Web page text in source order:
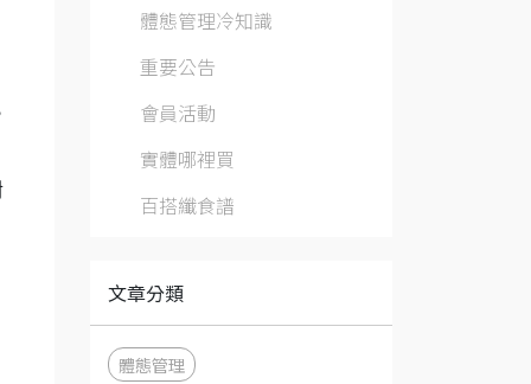
體態管理冷知識
重要公告
會員活動
實體哪裡買
百搭纖食譜
文章分類
體態管理